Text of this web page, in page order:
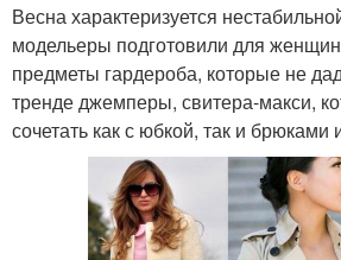
Весна характеризуется
модельеры подготовили для
предметы гардероба, которые не
тренде джемперы, свитера-макси,
сочетать как с юбкой, так и